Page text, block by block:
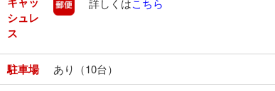
シュレ
ス
詳しくはこちら
駐車場 あり（10台）